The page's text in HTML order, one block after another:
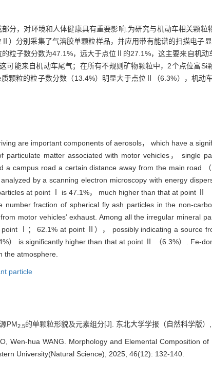
分，对环境和人体健康具有重要影响.为研究与机动车相关颗粒
分别采集了气溶胶单颗粒样品，并应用带有能谱的扫描电子
粒子数分数为47.1%，远大于点位Ⅱ的27.1%，这主要来自机
能来自机动车尾气；在所有不规则矿物颗粒中，2个点位富
粒的粒子数分数（13.4%）明显大于点位Ⅱ（6.3%），机动
are important components of aerosols， which have a
particulate matter associated with motor vehicles， single
campus road a certain distance away from the main road
by a scanning electron microscopy with energy
at point Ⅰ is 47.1%， much higher than that at point Ⅱ
number fraction of spherical fly ash particles in the non-
motor vehicles’ exhaust. Among all the irregular mineral
Ⅰ； 62.1% at point Ⅱ）， possibly indicating a source
） is significantly higher than that at point Ⅱ （6.3%）. Fe-
the atmosphere.
particle
PM2.5的单颗粒形貌及元素组分[J]. 东北大学学报（自然科学版
Wen-hua WANG. Morphology and Elemental Composition of
University(Natural Science), 2025, 46(12): 132-140.